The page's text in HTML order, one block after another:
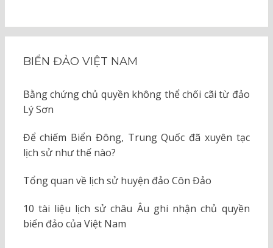
BIỂN ĐẢO VIỆT NAM
Bằng chứng chủ quyền không thể chối cãi từ đảo
Lý Sơn
Để chiếm Biển Đông, Trung Quốc đã xuyên tạc
lịch sử như thế nào?
Tổng quan về lịch sử huyện đảo Côn Đảo
10 tài liệu lịch sử châu Âu ghi nhận chủ quyền
biển đảo của Việt Nam